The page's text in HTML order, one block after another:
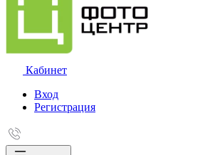
Кабинет
Вход
Регистрация